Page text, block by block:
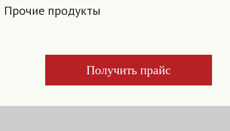
Прочие продукты
Получить прайс